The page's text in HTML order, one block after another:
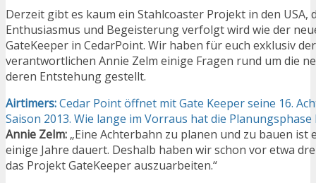
Derzeit gibt es kaum ein Stahlcoaster Projekt in den USA,
Enthusiasmus und Begeisterung verfolgt wird wie der
GateKeeper in CedarPoint. Wir haben für euch exklusiv
verantwortlichen Annie Zelm einige Fragen rund um die
deren Entstehung gestellt.
Airtimers:Cedar Point öffnet mit Gate Keeper seine 16.
Saison 2013. Wie lange im Vorraus hat die
Annie Zelm: „Eine Achterbahn zu planen und zu bauen ist
einige Jahre dauert. Deshalb haben wir schon vor etwa
das Projekt GateKeeper auszuarbeiten.“